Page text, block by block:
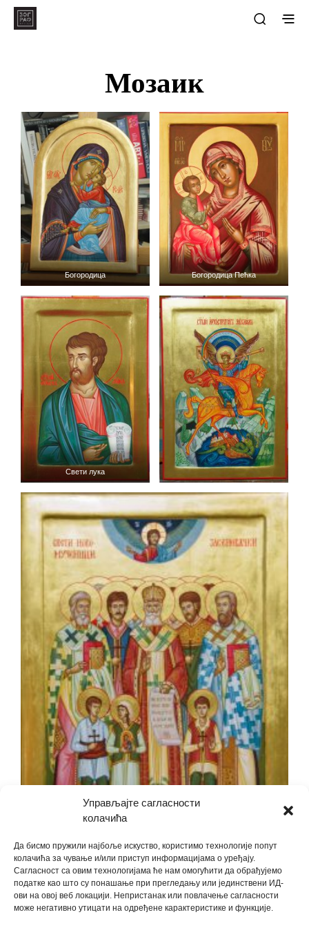
Управљајте сагласности
колачића
Да бисмо пружили најбоље искуство, користимо технологије попут
колачића за чување и/или приступ информацијама о уређају.
Сагласност са овим технологијама ће нам омогућити да обрађујемо
податке као што су понашање при прегледању или јединствени ИД-
ови на овој веб локацији. Непристанак или повлачење сагласности
може негативно утицати на одређене карактеристике и функције.
Мозаик
Богородица Богородица Пећка
Свети лука
Јасеновачки новомученици